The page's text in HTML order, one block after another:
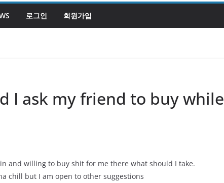
로그인 회원가입
I ask my friend to buy while
and willing to buy shit for me there what should I take.
chill but I am open to other suggestions